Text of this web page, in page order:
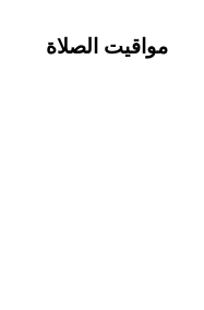
مواقيت الصلاة